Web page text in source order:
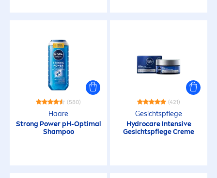
Glättend
Glättung
Gleichmässiger Teint
Hautverfeinernd
(580)
Haare
Strong Power pH-Optimal
Shampoo
(421)
Gesichtspflege
HydrocareIntensive
GesichtspflegeCreme